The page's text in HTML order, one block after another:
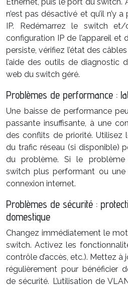
n’est pas désactivé et qu’il n’y
IP. Redémarrez le switch et/
configuration IP de l’appareil et
persiste, vérifiez l’état des
l’aide des outils de diagnostic
web du switch géré.
Problèmes de performance :
Une baisse de performance
passante insuffisante, à une
des conflits de priorité. Utilisez
du trafic réseau (si disponible)
du problème. Si le problème
switch plus performant ou
connexion internet.
Problèmes de sécurité :
domestique
Changez immédiatement le
switch. Activez les
contrôle d’accès, etc.). Mettez à
régulièrement pour bénéficier
de sécurité. L’utilisation de